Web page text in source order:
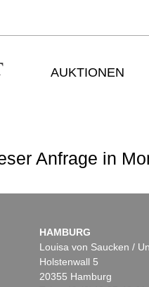
AUKTIONEN
Anfrage in
HAMBURG
Louisa von Saucken /
Holstenwall 5
20355 Hamburg